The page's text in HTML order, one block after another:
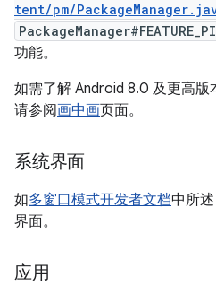
tent/pm/
功能。
如需了解 Android 8.0 及更高版
请参阅画中画页面。
系统界面
如多窗口模式开发者文档中所
界面。
应用